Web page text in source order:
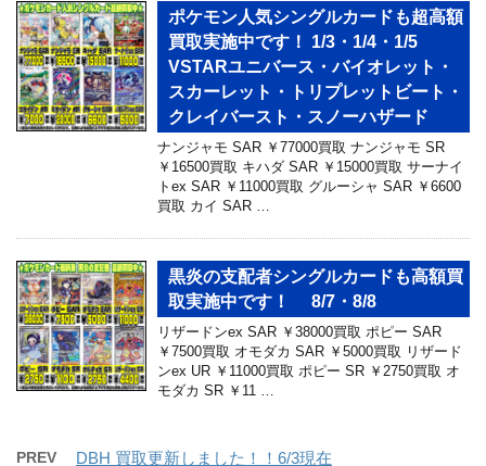
ポケモン人気シングルカードも超高額
買取実施中です！ 1/3・1/4・1/5
VSTARユニバース・バイオレット・
スカーレット・トリプレットビート・
クレイバースト・スノーハザード
ナンジャモ SAR ￥77000買取 ナンジャモ SR
￥16500買取 キハダ SAR ￥15000買取 サーナイ
トex SAR ￥11000買取 グルーシャ SAR ￥6600
買取 カイ SAR …
黒炎の支配者シングルカードも高額買
取実施中です！ 8/7・8/8
リザードンex SAR ￥38000買取 ポピー SAR
￥7500買取 オモダカ SAR ￥5000買取 リザード
ンex UR ￥11000買取 ポピー SR ￥2750買取 オ
モダカ SR ￥11 …
PREV DBH 買取更新しました！！6/3現在